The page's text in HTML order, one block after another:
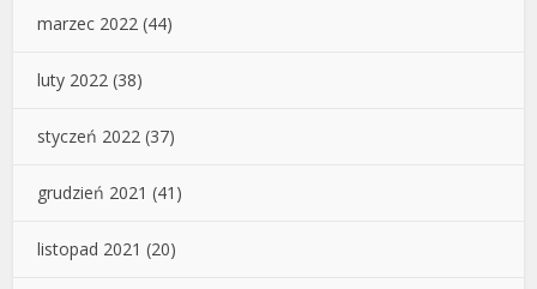
marzec 2022 (44)
luty 2022 (38)
styczeń 2022 (37)
grudzień 2021 (41)
listopad 2021 (20)